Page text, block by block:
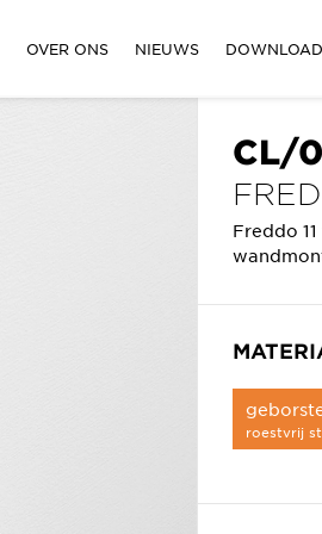
OVER ONS NIEUWS
CL/
Freddo
roestvrij